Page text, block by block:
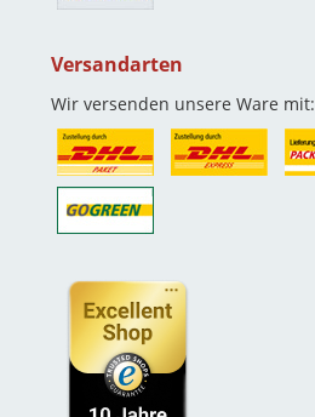
Versandarten
Wir versenden unsere Ware mit: